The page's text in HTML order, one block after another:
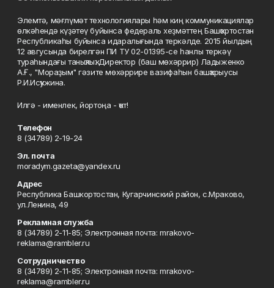
Элемтә, мәғлүмәт технологиялары һәм киң коммуникациялар
өлкәһендә күҙәтеү буйынса федераль хеҙмәттең Башҡортостан
Республикаһы буйынса идаралығында теркәлде. 2015 йылдың
12 авгусында бирелгән ПИ ТУ 02-01395-се һанлы теркәү
тураһындағы таныҡлыҡ. Директор (баш мөхәррир) Ладыженко
А.Ғ., "Мораҙым" гәзите мөхәррире вазифаһын башҡарыусы
Р.И.Исҡужина.
Илгә - именлек, йортоңа - ҡот!
Телефон
8 (34789) 2-19-24
Эл. почта
moradym.gazeta@yandex.ru
Адрес
Республика Башкортостан, Кугарчинский район, с.Мраково,
ул.Ленина, 49
Рекламная служба
8 (34789) 2-11-85; Электронная почта: mrakovo-
reklama@rambler.ru
Сотрудничество
8 (34789) 2-11-85; Электронная почта: mrakovo-
reklama@rambler.ru